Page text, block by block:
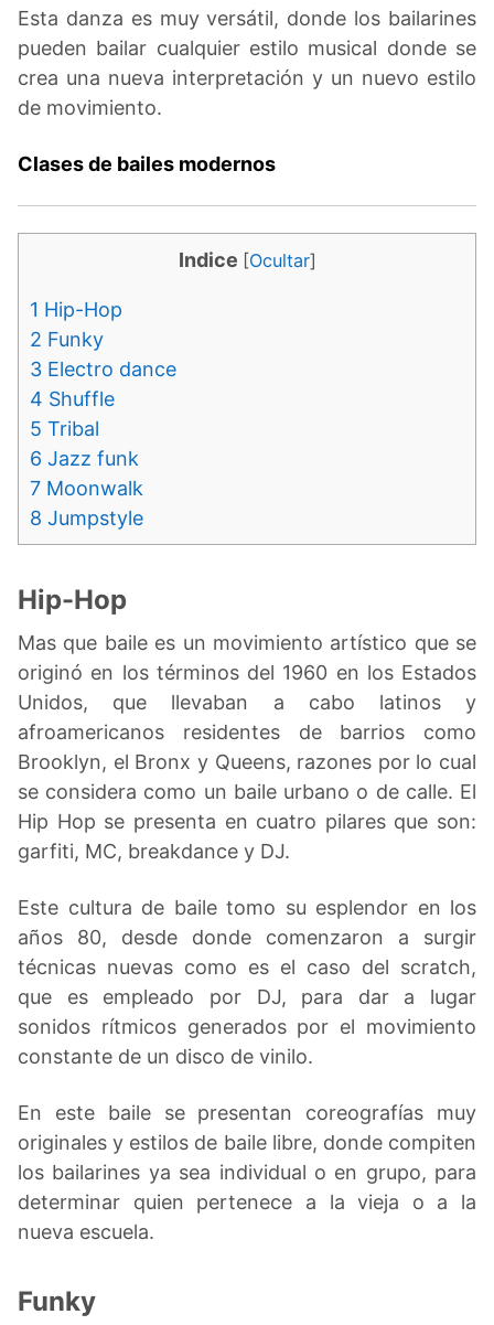
Esta danza es muy versátil, donde los bailarines
pueden bailar cualquier estilo musical donde se
crea una nueva interpretación y un nuevo estilo
de movimiento.
Clases de bailes modernos
Indice [Ocultar]
1 Hip-Hop
2 Funky
3 Electro dance
4 Shuffle
5 Tribal
6 Jazz funk
7 Moonwalk
8 Jumpstyle
Hip-Hop
Mas que baile es un movimiento artístico que se
originó en los términos del 1960 en los Estados
Unidos, que llevaban a cabo latinos y
afroamericanos residentes de barrios como
Brooklyn, el Bronx y Queens, razones por lo cual
se considera como un baile urbano o de calle. El
Hip Hop se presenta en cuatro pilares que son:
garfiti, MC, breakdance y DJ.
Este cultura de baile tomo su esplendor en los
años 80, desde donde comenzaron a surgir
técnicas nuevas como es el caso del scratch,
que es empleado por DJ, para dar a lugar
sonidos rítmicos generados por el movimiento
constante de un disco de vinilo.
En este baile se presentan coreografías muy
originales y estilos de baile libre, donde compiten
los bailarines ya sea individual o en grupo, para
determinar quien pertenece a la vieja o a la
nueva escuela.
Funky